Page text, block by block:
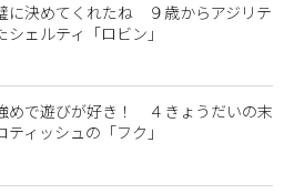
に決めてくれたね ９歳からアジリテ
シェルティ「ロビン」
めで遊びが好き！ ４きょうだいの末
ティッシュの「フク」